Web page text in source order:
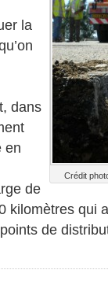
Crédit
la
dans
en
de
kilomètres qui
de